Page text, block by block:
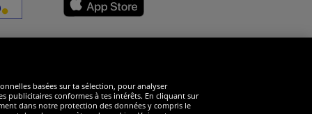
basées sur ta sélection, pour analyser
publicitaires conformes à tes intérêts. En cliquant sur
dans notre protection des données y compris le